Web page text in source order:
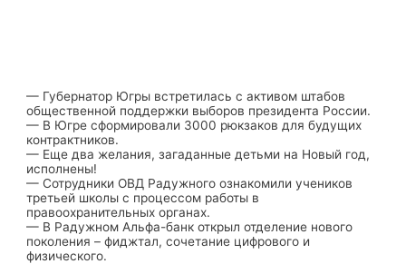
— Губернатор Югры встретилась с активом штабов
общественной поддержки выборов президента России.
— В Югре сформировали 3000 рюкзаков для будущих
контрактников.
— Еще два желания, загаданные детьми на Новый год,
исполнены!
— Сотрудники ОВД Радужного ознакомили учеников
третьей школы с процессом работы в
правоохранительных органах.
— В Радужном Альфа-банк открыл отделение нового
поколения – фиджтал, сочетание цифрового и
физического.